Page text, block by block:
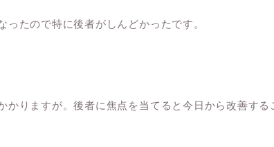
ったので特に後者がしんどかったです。
かりますが。後者に焦点を当てると今日から改善する